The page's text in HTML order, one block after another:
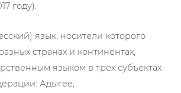
году).
язык, носители которого
странах и континентах,
языком в трех субъектах
Адыгее,